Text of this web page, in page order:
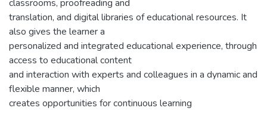
classrooms, proofreading and
translation, and digital libraries of educational resources. It
also gives the learner a
personalized and integrated educational experience, through
access to educational content
and interaction with experts and colleagues in a dynamic and
flexible manner, which
creates opportunities for continuous learning